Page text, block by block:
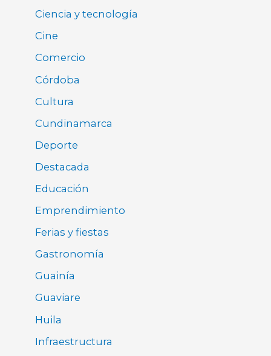
Ciencia y tecnología
Cine
Comercio
Córdoba
Cultura
Cundinamarca
Deporte
Destacada
Educación
Emprendimiento
Ferias y fiestas
Gastronomía
Guainía
Guaviare
Huila
Infraestructura